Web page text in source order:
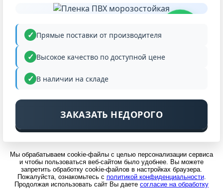
Прямые поставки от производителя
Высокое качество по доступной цене
В наличии на складе
ЗАКАЗАТЬ НЕДОРОГО
Мы обрабатываем cookie-файлы с целью персонализации сервиса
и чтобы пользоваться веб-сайтом было удобнее. Вы можете
запретить обработку cookie-файлов в настройках браузера.
Пожалуйста, ознакомьтесь с политикой конфиденциальности.
Продолжая использовать сайт Вы даете согласие на обработку